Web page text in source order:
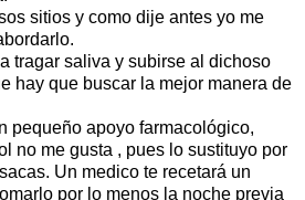
sitios y como dije antes yo me
tragar saliva y subirse al dichoso
hay que buscar la mejor manera de
pequeño apoyo farmacológico,
no me gusta , pues lo sustituyo por
Un medico te recetará un
por lo menos la noche previa